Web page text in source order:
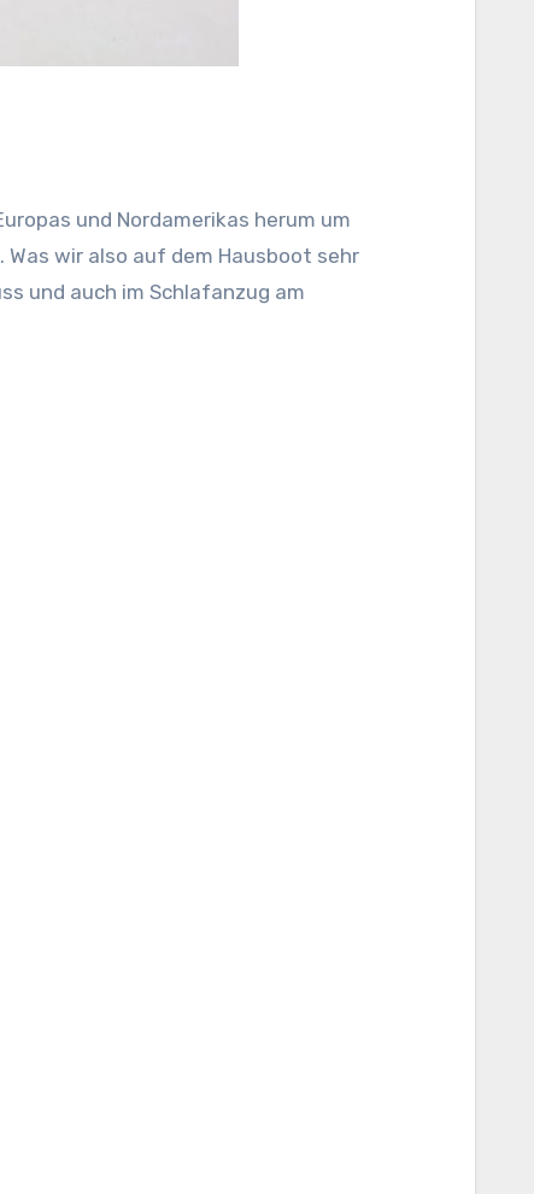
und Nordamerikas herum um
wir also auf dem Hausboot sehr
und auch im Schlafanzug am